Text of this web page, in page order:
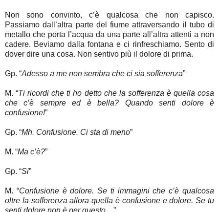
Non sono convinto, c’è qualcosa che non capisco.
Passiamo dall’altra parte del fiume attraversando il tubo di
metallo che porta l’acqua da una parte all’altra attenti a non
cadere. Beviamo dalla fontana e ci rinfreschiamo. Sento di
dover dire una cosa. Non sentivo più il dolore di prima.
Gp. “Adesso a me non sembra che ci sia sofferenza”
M. “Ti ricordi che ti ho detto che la sofferenza è quella cosa
che c’è sempre ed è bella? Quando senti dolore è
confusione!”
Gp. “Mh. Confusione. Ci sta di meno”
M. “Ma c’è?”
Gp. “Si”
M. “Confusione è dolore. Se ti immagini che c’è qualcosa
oltre la sofferenza allora quella è confusione e dolore. Se tu
senti dolore non è per questo…”